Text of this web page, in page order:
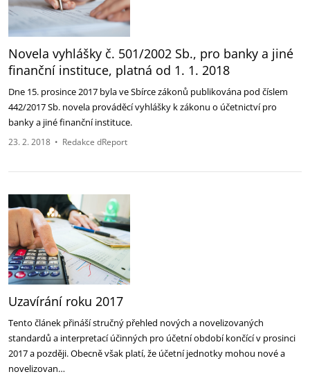
Novela vyhlášky č. 501/2002 Sb., pro banky a jiné
finanční instituce, platná od 1. 1. 2018
Dne 15. prosince 2017 byla ve Sbírce zákonů publikována pod číslem
442/2017 Sb. novela prováděcí vyhlášky k zákonu o účetnictví pro
banky a jiné finanční instituce.
23. 2. 2018 • Redakce dReport
Uzavírání roku 2017
Tento článek přináší stručný přehled nových a novelizovaných
standardů a interpretací účinných pro účetní období končící v prosinci
2017 a později. Obecně však platí, že účetní jednotky mohou nové a
novelizovan…